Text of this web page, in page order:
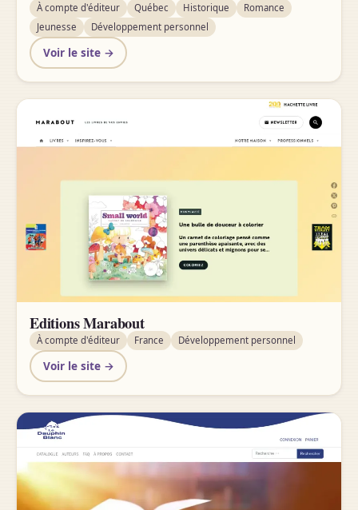
À compte d'éditeur Québec Historique
Romance
Jeunesse
Développement personnel
Voir le site →
Editions Marabout
À compte d'éditeur France Développement personnel
Voir le site →